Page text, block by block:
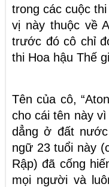
trong các cuộc
vị này thuộc về
trước đó cô chỉ
thi Hoa hậu Thế
Tên của cô,
cho cái tên này
dẳng ở đất nước
ngữ 23 tuổi này
Rập) đã cống
mọi người và